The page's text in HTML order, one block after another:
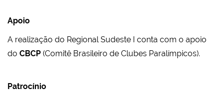
Apoio
A realização do Regional Sudeste I conta com o apoio
do CBCP (Comitê Brasileiro de Clubes Paralímpicos).
Patrocínio